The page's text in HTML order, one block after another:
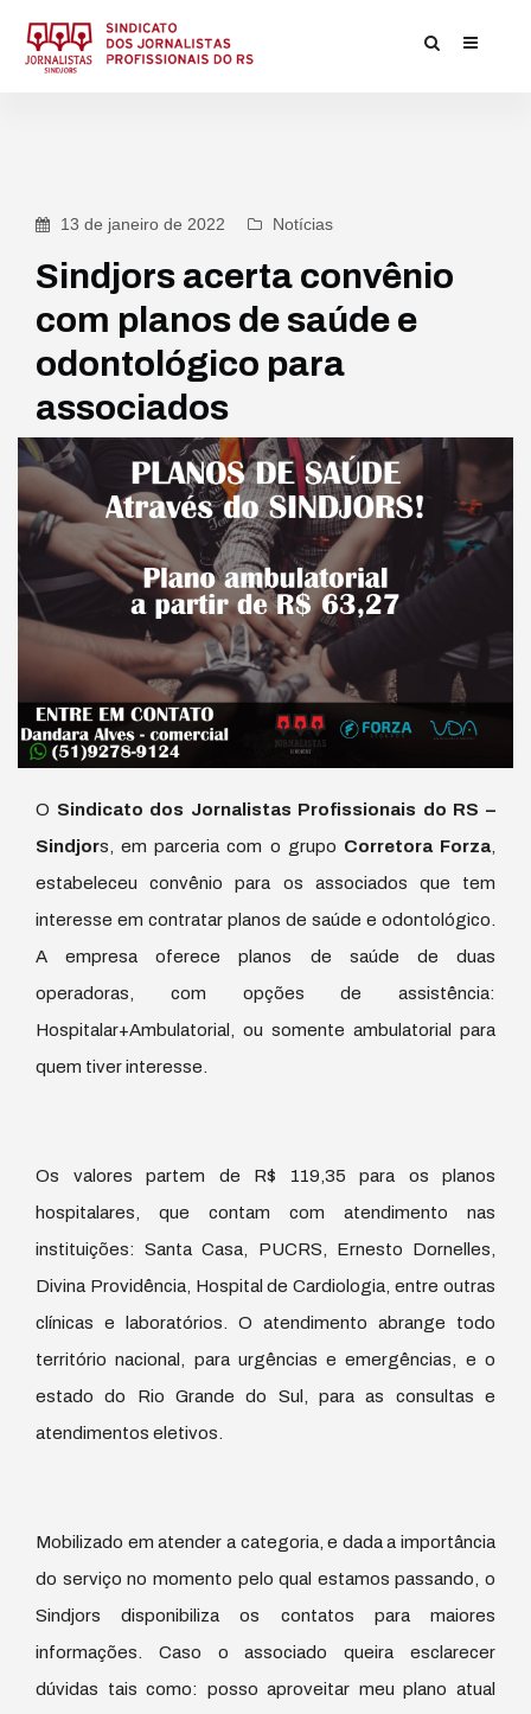
13 de janeiro de 2022 Notícias
Sindjors acerta convênio
com planos de saúde e
odontológico para
associados
O Sindicato dos Jornalistas Profissionais do RS –
Sindjors, em parceria com o grupo Corretora Forza
estabeleceu convênio para os associados que tem
interesse em contratar planos de saúde e odontológico.
A empresa oferece planos de saúde de duas
operadoras, com opções de assistência:
Hospitalar+Ambulatorial, ou somente ambulatorial para
quem tiver interesse.
Os valores partem de R$ 119,35 para os planos
hospitalares, que contam com atendimento nas
instituições: Santa Casa, PUCRS, Ernesto Dornelles,
Divina Providência, Hospital de Cardiologia, entre outras
clínicas e laboratórios. O atendimento abrange todo
território nacional, para urgências e emergências, e o
estado do Rio Grande do Sul, para as consultas e
atendimentos eletivos.
Mobilizado em atender a categoria, e dada a importância
do serviço no momento pelo qual estamos passando, o
Sindjors disponibiliza os contatos para maiores
informações. Caso o associado queira esclarecer
dúvidas tais como: posso aproveitar meu plano atual